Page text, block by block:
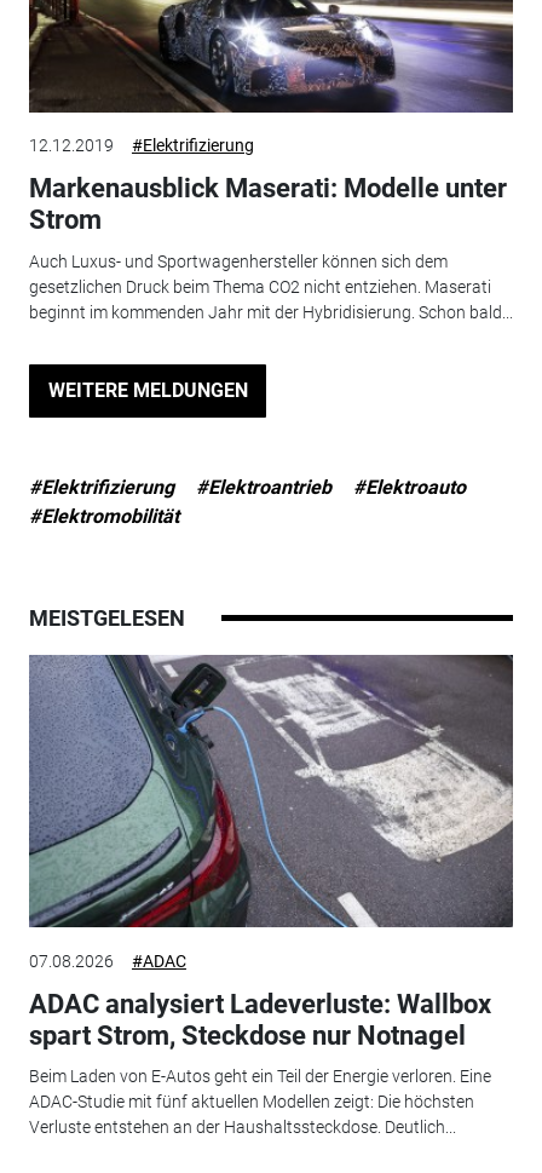
12.12.2019 #Elektrifizierung
Markenausblick Maserati: Modelle unter
Strom
Auch Luxus- und Sportwagenhersteller können sich dem
gesetzlichen Druck beim Thema CO2 nicht entziehen. Maserati
beginnt im kommenden Jahr mit der Hybridisierung. Schon bald...
WEITERE MELDUNGEN
#Elektrifizierung #Elektroantrieb
#Elektroauto
#Elektromobilität
MEISTGELESEN
07.08.2026 #ADAC
ADAC analysiert Ladeverluste: Wallbox
spart Strom, Steckdose nur Notnagel
Beim Laden von E-Autos geht ein Teil der Energie verloren. Eine
ADAC-Studie mit fünf aktuellen Modellen zeigt: Die höchsten
Verluste entstehen an der Haushaltssteckdose. Deutlich...